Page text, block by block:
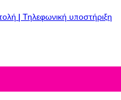
| Τηλεφωνική υποστήριξη